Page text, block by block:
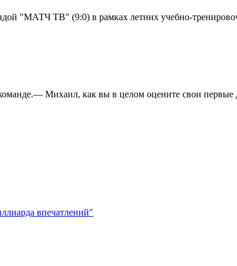
"МАТЧ ТВ" (9:0) в рамках летних учебно-
Михаил, как вы в целом оцените свои первые
впечатлений"